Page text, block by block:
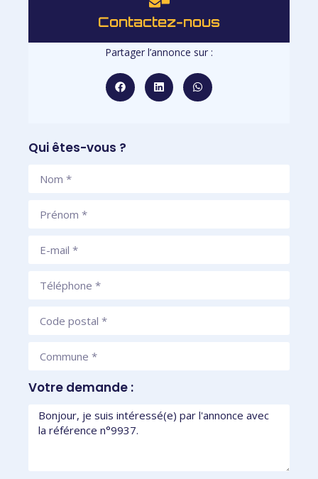
Contactez-nous
Partager l’annonce sur :
Qui êtes-vous ?
Votre demande :